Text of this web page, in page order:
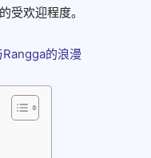
受欢迎程度。
的浪漫